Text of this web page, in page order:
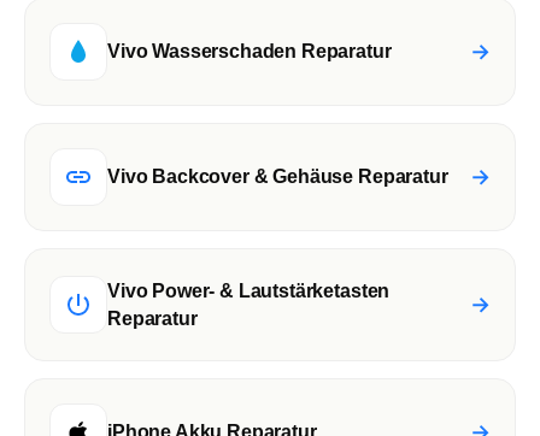
Vivo Wasserschaden Reparatur →
Vivo Backcover & Gehäuse Reparatur →
Vivo Power- & Lautstärketasten
Reparatur
→